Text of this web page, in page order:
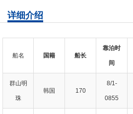
详细介绍
船名 国籍 船长
靠泊时
间
群山明
珠
韩国 170
8/1-
0855